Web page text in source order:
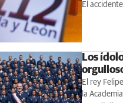
El
Los
El rey
la